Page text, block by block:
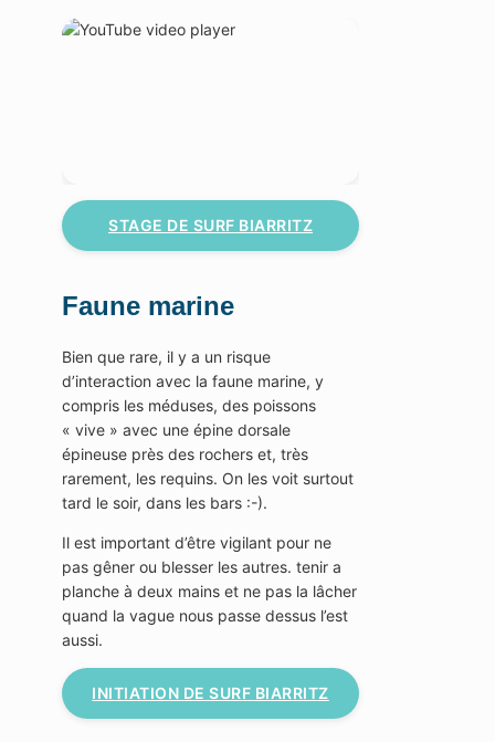
STAGE DE SURF BIARRITZ
Faune marine
Bien que rare, il y a un risque
d’interaction avec la faune marine, y
compris les méduses, des poissons
« vive » avec une épine dorsale
épineuse près des rochers et, très
rarement, les requins. On les voit surtout
tard le soir, dans les bars :-).
Il est important d’être vigilant pour ne
pas gêner ou blesser les autres. tenir a
planche à deux mains et ne pas la lâcher
quand la vague nous passe dessus l’est
aussi.
INITIATION DE SURF BIARRITZ